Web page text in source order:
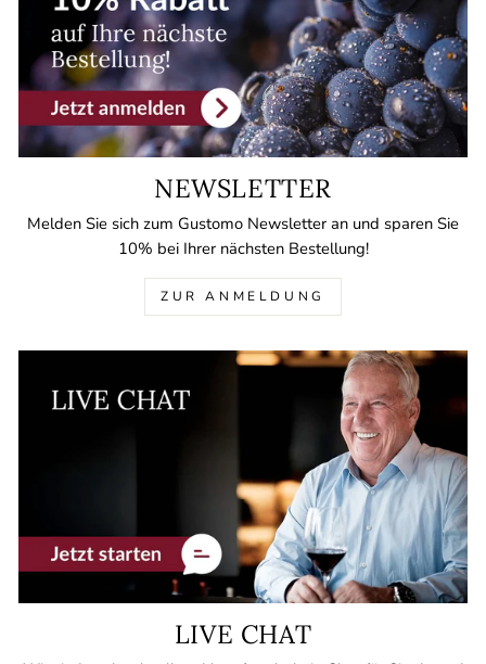
NEWSLETTER
Melden Sie sich zum Gustomo Newsletter an und sparen Sie
10% bei Ihrer nächsten Bestellung!
ZUR ANMELDUNG
LIVE CHAT